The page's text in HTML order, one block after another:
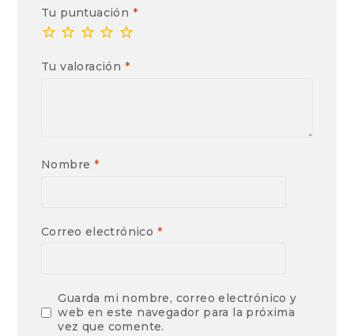
Tu puntuación *
Tu valoración *
Nombre *
Correo electrónico *
Guarda mi nombre, correo electrónico y
web en este navegador para la próxima
vez que comente.